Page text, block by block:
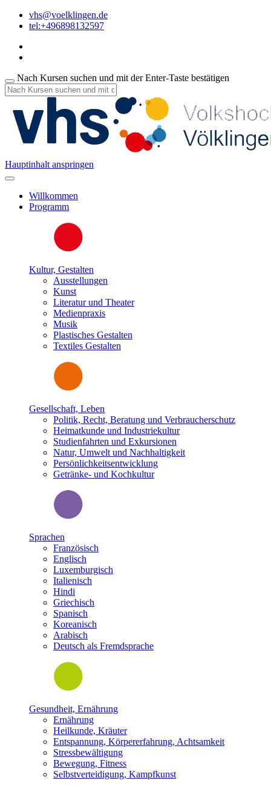
vhs@voelklingen.de
tel:+496898132597
Nach Kursen suchen und mit der Enter-Taste bestätigen
Hauptinhalt anspringen
Willkommen
Programm
Kultur, Gestalten
Ausstellungen
Kunst
Literatur und Theater
Medienpraxis
Musik
Plastisches Gestalten
Textiles Gestalten
Gesellschaft, Leben
Politik, Recht, Beratung und Verbraucherschutz
Heimatkunde und Industriekultur
Studienfahrten und Exkursionen
Natur, Umwelt und Nachhaltigkeit
Persönlichkeitsentwicklung
Getränke- und Kochkultur
Sprachen
Französisch
Englisch
Luxemburgisch
Italienisch
Hindi
Griechisch
Spanisch
Koreanisch
Arabisch
Deutsch als Fremdsprache
Gesundheit, Ernährung
Ernährung
Heilkunde, Kräuter
Entspannung, Körpererfahrung, Achtsamkeit
Stressbewältigung
Bewegung, Fitness
Selbstverteidigung, Kampfkunst